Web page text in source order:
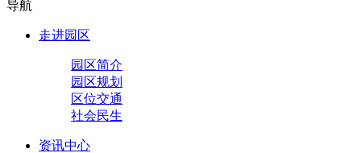
导航
走进园区
园区简介
园区规划
区位交通
社会民生
资讯中心